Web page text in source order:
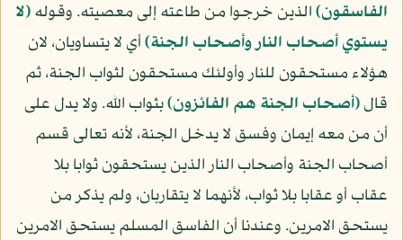
الفاسقون)الذين خرجوا من طاعته إلى معصيته. وقوله(لا
يستوي أصحاب النار وأصحاب الجنة)أي لا يتساويان، لان
هؤلاء مستحقون للنار وأولئك مستحقون لثواب الجنة، ثم
قال(أصحاب الجنة هم الفائزون)بثواب الله. ولا يدل على
أن من معه إيمان وفسق لا يدخل الجنة، لأنه تعالى قسم
أصحاب الجنة وأصحاب النار الذين يستحقون ثوابا بلا
عقاب أو عقابا بلا ثواب، لأنهما لا يتقاربان، ولم يذكر من
يستحق الامرين. وعندنا أن الفاسق المسلم يستحق الامرين